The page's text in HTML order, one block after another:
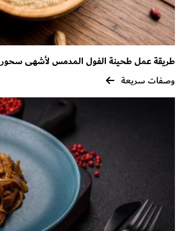
طريقة عمل طحينة الفول المدمس لأشهى سحور
وصفات سريعة